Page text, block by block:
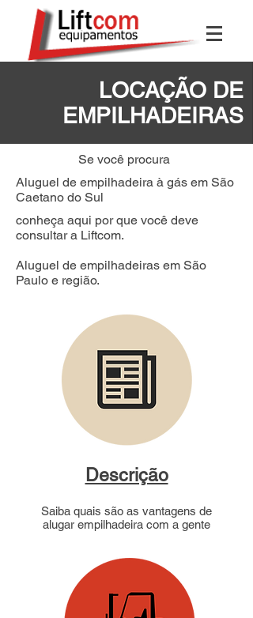
LOCAÇÃO DE
EMPILHADEIRAS
Se você procura
Aluguel de empilhadeira à gás em São
Caetano do Sul
conheça aqui por que você deve
consultar a Liftcom.
Aluguel de empilhadeiras em São
Paulo e região.
Descrição
Saiba quais são as vantagens de
alugar empilhadeira com a gente